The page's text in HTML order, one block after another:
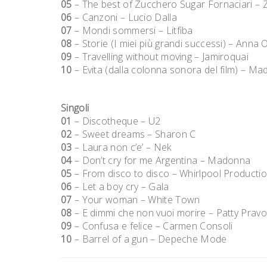
05 – The best of Zucchero Sugar Fornaciari –
06 – Canzoni – Lucio Dalla
07 – Mondi sommersi – Litfiba
08 – Storie (I miei più grandi successi) – Anna
09 – Travelling without moving – Jamiroquai
10 – Evita (dalla colonna sonora del film) –
Singoli
01 – Discotheque – U2
02 – Sweet dreams – Sharon C
03 – Laura non c’e’ – Nek
04– Don’t cry for me Argentina – Madonna
05 – From disco to disco – Whirlpool
06 – Let a boy cry – Gala
07 – Your woman – White Town
08 – E dimmi che non vuoi morire – Patty Pravo
09 – Confusa e felice – Carmen Consoli
10 – Barrel of a gun – Depeche Mode